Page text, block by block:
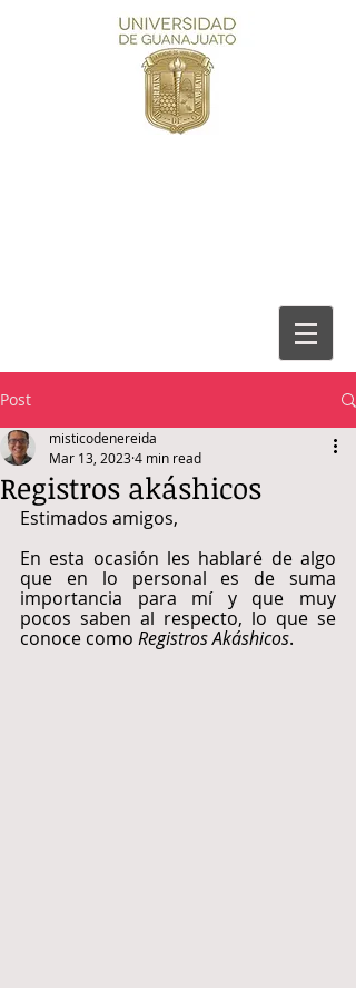
Post
Registros akáshicos
misticodenereida
Mar 13, 20234 min read
Estimados amigos,
En esta ocasión les hablaré de algo
que en lo personal es de suma
importancia para mí y que muy
pocos saben al respecto, lo que se
conoce como Registros Akáshicos.